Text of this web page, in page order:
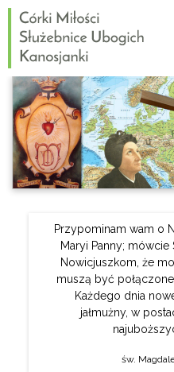
Przypominam wam o
Maryi Panny;
Nowicjuszkom, że
muszą być
Każdego dnia
jałmużny, w
św.